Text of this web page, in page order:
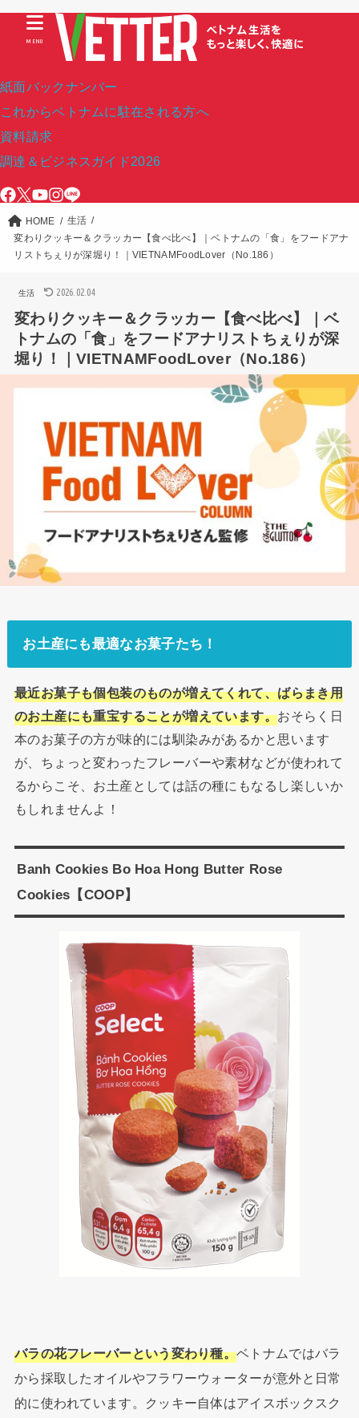
紙面バックナンバー
これからベトナムに駐在される方へ
資料請求
調達＆ビジネスガイド2026
MENU
HOME
生活
変わりクッキー＆クラッカー【食べ比べ】｜ベトナムの「食」をフードアナ
リストちぇりが深堀り！｜VIETNAMFoodLover（No.186）
生活 2026.02.04
変わりクッキー＆クラッカー【食べ比べ】｜ベ
トナムの「食」をフードアナリストちぇりが深
堀り！｜VIETNAMFoodLover（No.186）
お土産にも最適なお菓子たち！
最近お菓子も個包装のものが増えてくれて、ばらまき用
のお土産にも重宝することが増えています。おそらく日
本のお菓子の方が味的には馴染みがあるかと思います
が、ちょっと変わったフレーバーや素材などが使われて
るからこそ、お土産としては話の種にもなるし楽しいか
もしれませんよ！
Banh Cookies Bo Hoa Hong Butter Rose
Cookies【COOP】
バラの花フレーバーという変わり種。ベトナムではバラ
から採取したオイルやフラワーウォーターが意外と日常
的に使われています。クッキー自体はアイスボックスク